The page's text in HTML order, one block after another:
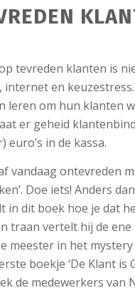
tevreden klanten is
internet en
leren om hun klanten
er geheid
euro’s in de kassa.
vandaag ontevreden
Doe iets! Anders
in dit boek hoe je dat
traan vertelt hij de
meester in het
boekje ‘De Klant is
de medewerkers van